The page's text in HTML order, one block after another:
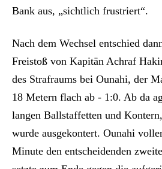
Bank aus, „sichtlich frustriert“.
Nach dem Wechsel entschied
Freistoß von Kapitän Achraf
des Strafraums bei Ounahi, der
18 Metern flach ab - 1:0. Ab da
langen Ballstaffetten und
wurde ausgekontert. Ounahi
Minute den entscheidenden